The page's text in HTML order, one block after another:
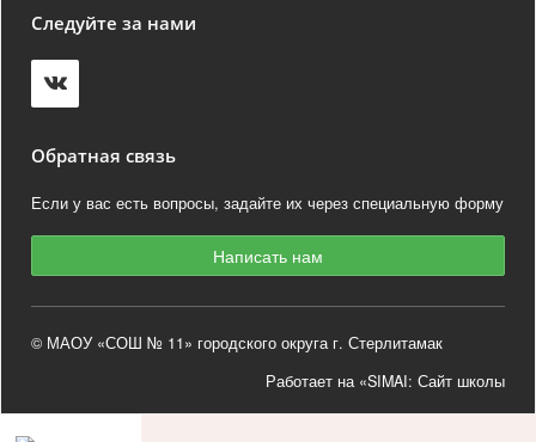
Следуйте за нами
Обратная связь
Если у вас есть вопросы, задайте их через специальную форму
Написать нам
© МАОУ «СОШ № 11» городского округа г. Стерлитамак
Работает на «SIMAI: Сайт школы